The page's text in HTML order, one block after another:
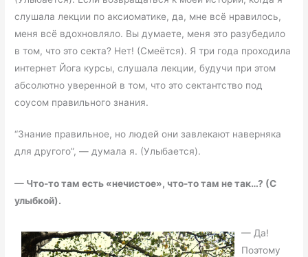
слушала лекции по аксиоматике, да, мне всё нравилось,
меня всё вдохновляло. Вы думаете, меня это разубедило
в том, что это секта? Нет! (Смеётся). Я три года проходила
интернет Йога курсы, слушала лекции, будучи при этом
абсолютно уверенной в том, что это сектантство под
соусом правильного знания.
“Знание правильное, но людей они завлекают наверняка
для другого”, — думала я. (Улыбается).
— Что-то там есть «нечистое», что-то там не так…? (С
улыбкой).
— Да!
Поэтому